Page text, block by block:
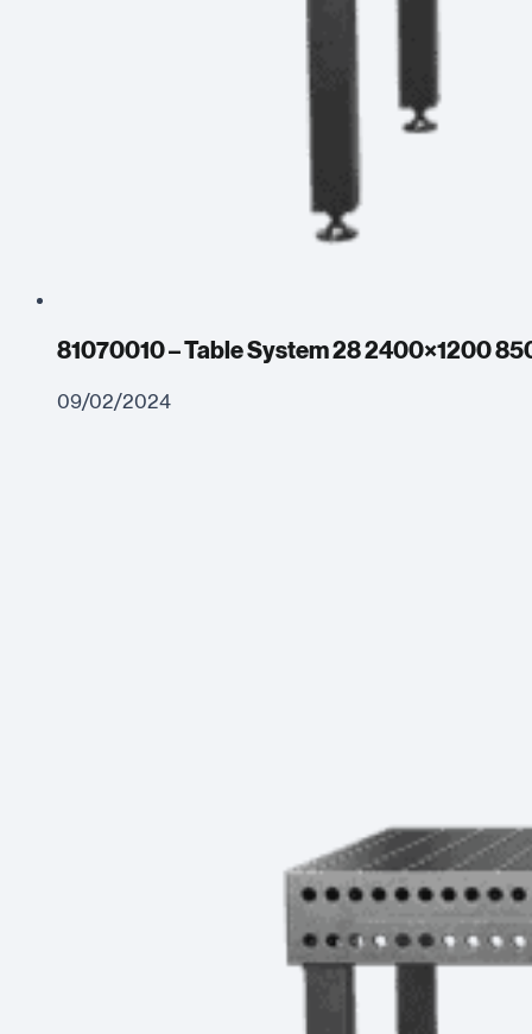
81070010 – Table System 28 2400×1200
09/02/2024